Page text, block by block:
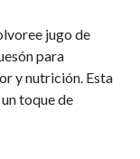
jugo de
para
y nutrición. Esta
toque de